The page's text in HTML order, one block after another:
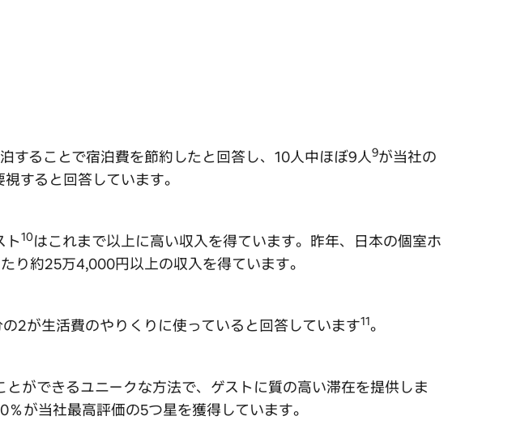
することで宿泊費を節約したと回答し、10人中ほぼ9人9が当社の
すると回答しています。
ト10はこれまで以上に高い収入を得ています。昨年、日本の個室ホ
り約25万4,000円以上の収入を得ています。
2が生活費のやりくりに使っていると回答しています11。
ができるユニークな方法で、ゲストに質の高い滞在を提供しま
が当社最高評価の5つ星を獲得しています。